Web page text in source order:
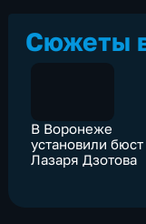
Сюжеты
В Воронеже
установили бюст
Лазаря Дзотова